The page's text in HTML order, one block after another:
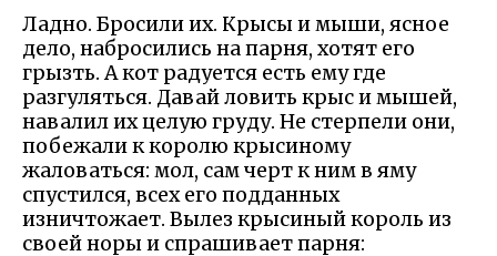
Ладно. Бросили их. Крысы и мыши, ясное
дело, набросились на парня, хотят его
грызть. А кот радуется есть ему где
разгуляться. Давай ловить крыс и мышей,
навалил их целую груду. Не стерпели они,
побежали к королю крысиному
жаловаться: мол, сам черт к ним в яму
спустился, всех его подданных
изничтожает. Вылез крысиный король из
своей норы и спрашивает парня: